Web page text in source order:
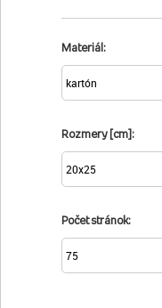
Materiál:
Rozmery [cm]:
Počet stránok: